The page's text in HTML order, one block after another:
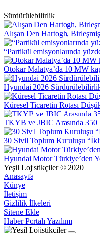
Sürdürülebilirlik
Alışan Den Hartogh,
“Partikül emisyonlarında
Otokar Malatya’da 10 MW
Hyundai 2026 Sürdürülebilirlik
Küresel Ticaretin Rotası
TKYB ve JBIC Arasında 350
30 Sivil Toplum Kuruluşu
Hyundai Motor Türkiye’den
Yeşil Lojistikçiler © 2020
Anasayfa
Künye
İletişim
Gizlilik İlkeleri
Sitene Ekle
Haber Portalı Yazılımı